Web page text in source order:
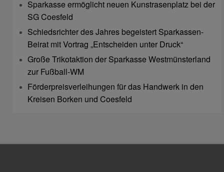
Sparkasse ermöglicht neuen Kunstrasenplatz bei der
SG Coesfeld
Schiedsrichter des Jahres begeistert Sparkassen-
Beirat mit Vortrag „Entscheiden unter Druck“
Große Trikotaktion der Sparkasse Westmünsterland
zur Fußball-WM
Förderpreisverleihungen für das Handwerk in den
Kreisen Borken und Coesfeld